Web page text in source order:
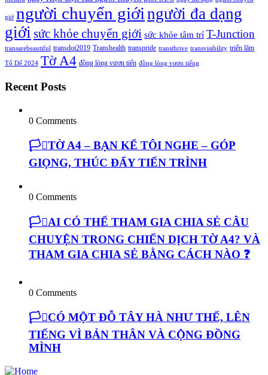
giớ người chuyển giới người đa dạng
giới sức khỏe chuyển giới sức khỏe tâm trí T-Junction
transarebeautiful transdot2019 Transhealth transpride transthrive transvisibility triển lãm
Tổ Dế 2024 Tờ A4 đồng lòng vươn tiến đồng lòng vươn tiếng
Recent Posts
0 Comments
🏳️‍⚧️TỜ A4 – BẠN KỂ TÔI NGHE – GÓP
GIỌNG, THÚC ĐẨY TIẾN TRÌNH
0 Comments
🏳️‍⚧️AI CÓ THỂ THAM GIA CHIA SẺ CÂU
CHUYỆN TRONG CHIẾN DỊCH TỜ A4? VÀ
THAM GIA CHIA SẺ BẰNG CÁCH NÀO ❓
0 Comments
🏳️‍⚧️CÓ MỘT ĐỖ TÂY HÀ NHƯ THẾ, LÊN
TIẾNG VÌ BẢN THÂN VÀ CỘNG ĐỒNG
MÌNH